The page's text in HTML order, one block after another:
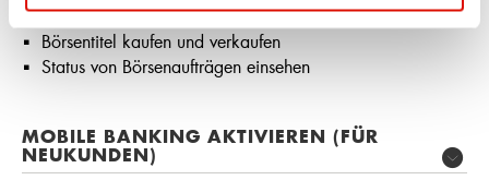
Depot-Performance und aktuelle Positionen einsehen
Börsentitel kaufen und verkaufen
Status von Börsenaufträgen einsehen
MOBILE BANKING AKTIVIEREN (FÜR
NEUKUNDEN)